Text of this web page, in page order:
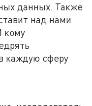
данных. Также
над нами
кому
каждую сферу